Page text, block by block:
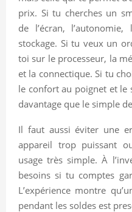
prix. Si tu cherches un
de l’écran,
stockage. Si tu veux un
toi sur le processeur, la
et la connectique. Si tu
le confort au poignet et le
davantage que le simple
Il faut aussi éviter une
appareil trop puissant
usage très simple. À
besoins si tu comptes
L’expérience montre
pendant les soldes est